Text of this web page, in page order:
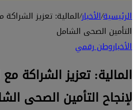
الرئيسية/الأخبار/المالية: تعزيز
التأمين الصحى الشامل
الأخباروطن رقمي
المالية: تعزيز الشراكة
لإنجاح التأمين الصحى